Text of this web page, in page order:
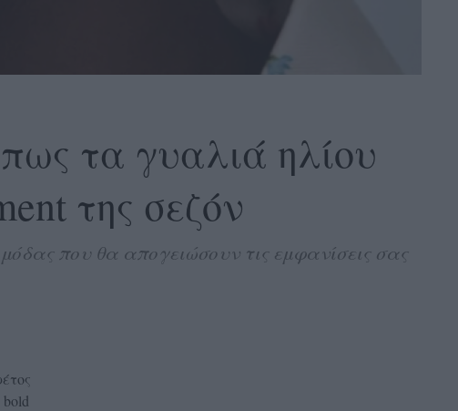
τα γυαλιά ηλίου
της σεζόν
που θα απογειώσουν τις εμφανίσεις σας